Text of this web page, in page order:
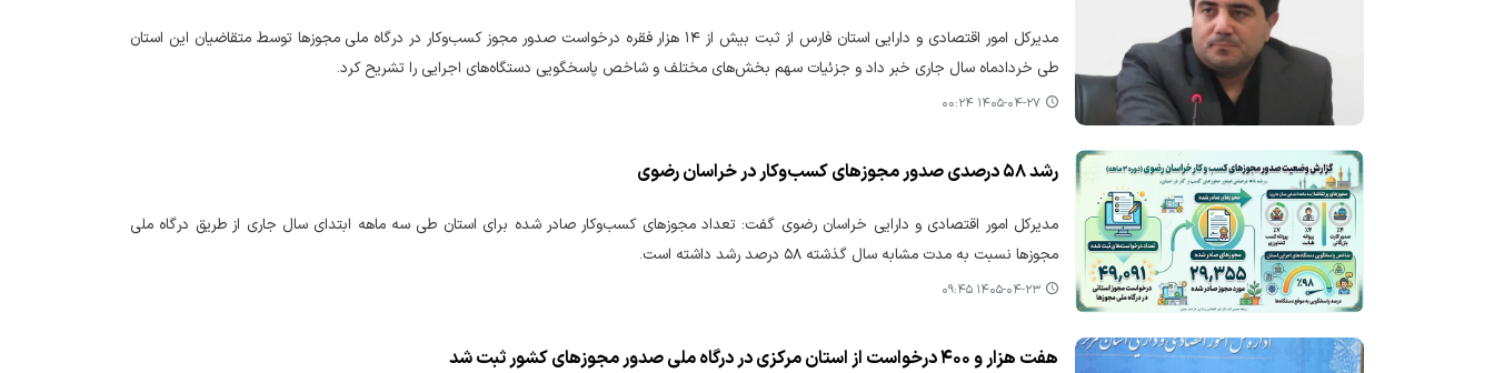
مدیرکل امور اقتصادی و دارایی استان فارس از ثبت بیش از ۱۴ هزار فقره درخواست صدور مجوز کسب‌وکار در درگاه ملی مجوزها توسط متقاضیان این استان
طی خردادماه سال جاری خبر داد و جزئیات سهم بخش‌های مختلف و شاخص پاسخگویی دستگاه‌های اجرایی را تشریح کرد.
۱۴۰۵-۰۴-۲۷ ۰۰:۲۴
رشد ۵۸ درصدی صدور مجوزهای کسب‌وکار در خراسان رضوی
مدیرکل امور اقتصادی و دارایی خراسان رضوی گفت: تعداد مجوزهای کسب‌وکار صادر شده برای استان طی سه ماهه ابتدای سال جاری از طریق درگاه ملی
مجوزها نسبت به مدت مشابه سال گذشته ۵۸ درصد رشد داشته است.
۱۴۰۵-۰۴-۲۳ ۰۹:۴۵
هفت هزار و ۴۰۰ درخواست از استان مرکزی در درگاه ملی صدور مجوزهای کشور ثبت شد